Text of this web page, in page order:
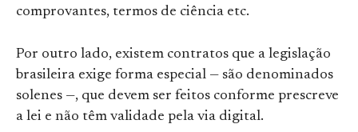
comprovantes, termos de ciência etc.
Por outro lado, existem contratos que a legislação
brasileira exige forma especial — são denominados
solenes —, que devem ser feitos conforme prescreve
a lei e não têm validade pela via digital.